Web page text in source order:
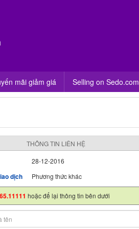
mãi giảm giá Selling on Sedo.com
THÔNG TIN LIÊN HỆ
28-12-2016
dịch Phương thức khác
hoặc để lại thông tin bên dưới